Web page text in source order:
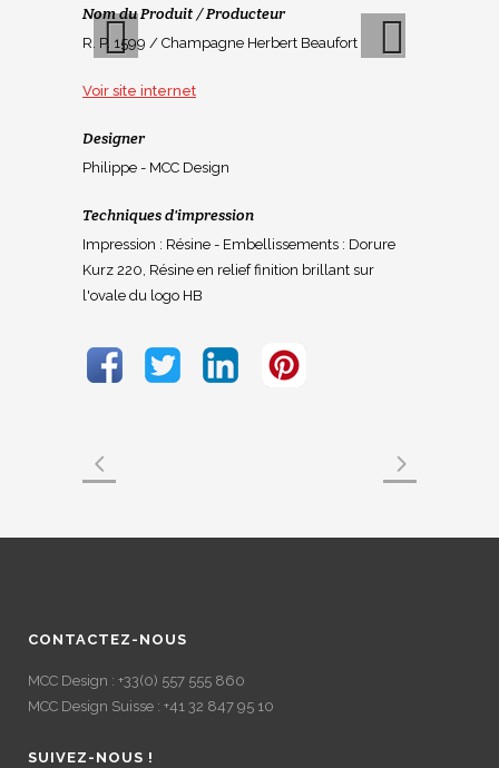
Previous
Nom du Produit / Producteur
R. P. 1599 / Champagne Herbert Beaufort
Voir site internet
Designer
Philippe - MCC Design
Techniques d'impression
Impression : Résine - Embellissements : Dorure
Kurz 220, Résine en relief finition brillant sur
l'ovale du logo HB
CONTACTEZ-NOUS
MCC Design : +33(0) 557 555 860
MCC Design Suisse : +41 32 847 95 10
SUIVEZ-NOUS !